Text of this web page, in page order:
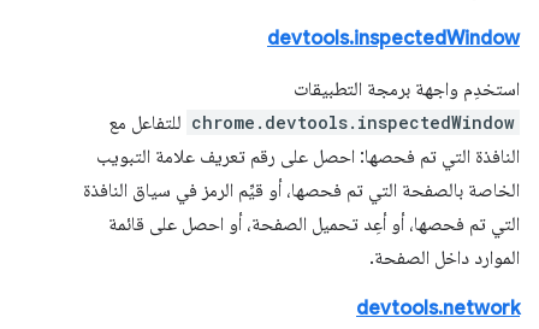
devtools.inspectedWindow
استخدِم واجهة برمجة التطبيقات
chrome.devtools.inspectedWindow للتفاعل مع
النافذة التي تم فحصها: احصل على رقم تعريف علامة التبويب
الخاصة بالصفحة التي تم فحصها، أو قيِّم الرمز في سياق النافذة
التي تم فحصها، أو أعِد تحميل الصفحة، أو احصل على قائمة
الموارد داخل الصفحة.
devtools.network